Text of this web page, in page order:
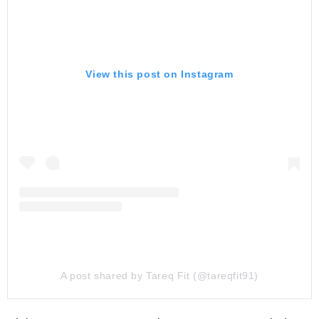
View this post on Instagram
A post shared by Tareq Fit (@tareqfit91)